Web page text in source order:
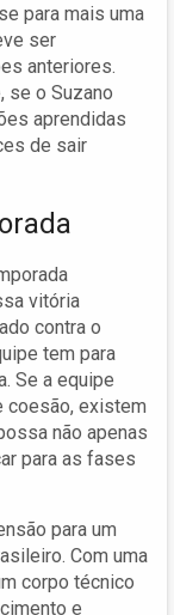
para mais uma
ser
anteriores.
se o Suzano
aprendidas
de sair
vitória
contra o
tem para
Se a equipe
coesão, existem
não apenas
para as fases
para um
Com uma
corpo técnico
e